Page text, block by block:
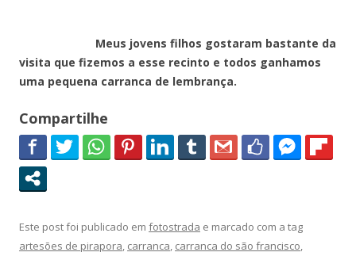
Meus jovens filhos gostaram bastante da
visita que fizemos a esse recinto e todos ganhamos
uma pequena carranca de lembrança.
Compartilhe
Este post foi publicado em fotostrada e marcado com a tag
artesões de pirapora carranca carranca do são francisco